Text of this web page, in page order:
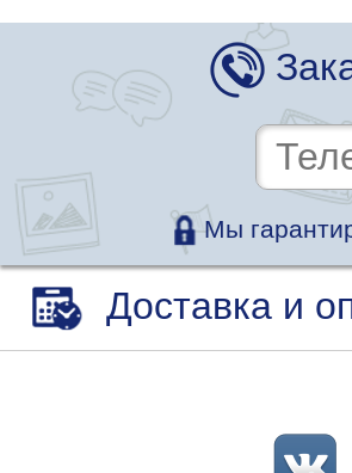
Мы
Доставка и